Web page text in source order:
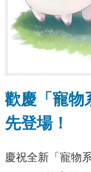
歡慶 「 寵物
先登場！
慶祝全新「寵物